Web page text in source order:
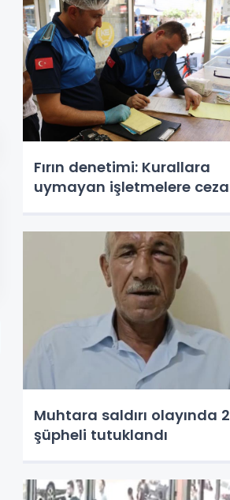
Fırın denetimi: Kurallara
uymayan işletmelere ceza
Muhtara saldırı olayında 2
şüpheli tutuklandı